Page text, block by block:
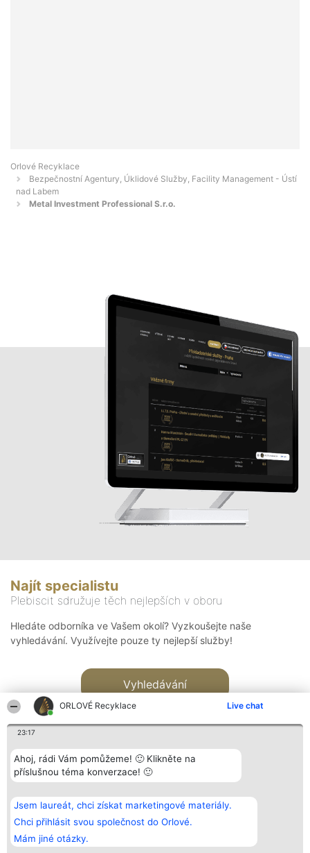
ORLOVÉ Recyklace Live chat
23:17
Ahoj, rádi Vám pomůžeme! 🙂 Klikněte na
příslušnou téma konverzace! 🙂
Jsem laureát, chci získat marketingové materiály.
Chci přihlásit svou společnost do Orlové.
Mám jiné otázky.
Orlové Recyklace
Bezpečnostní Agentury, Úklidové Služby, Facility Management - Ústí
nad Labem
Metal Investment Professional S.r.o.
Najít specialistu
Plebiscit sdružuje těch nejlepších v oboru
Hledáte odborníka ve Vašem okolí? Vyzkoušejte naše
vyhledávání. Využívejte pouze ty nejlepší služby!
Vyhledávání
Bright Side Solutions sp. z o.
o. sp. k.
ul. Ruska 22
Wrocław 50-079
KRS 0000749100 | Regon
381313360 | NIP 8943132676
Vítězové
Seznam všech
laureátů
Zásady
Zásady
Kontakt